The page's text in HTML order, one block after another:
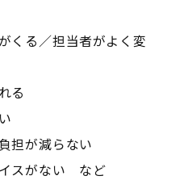
くる／担当者がよく変
る
担が減らない
スがない など